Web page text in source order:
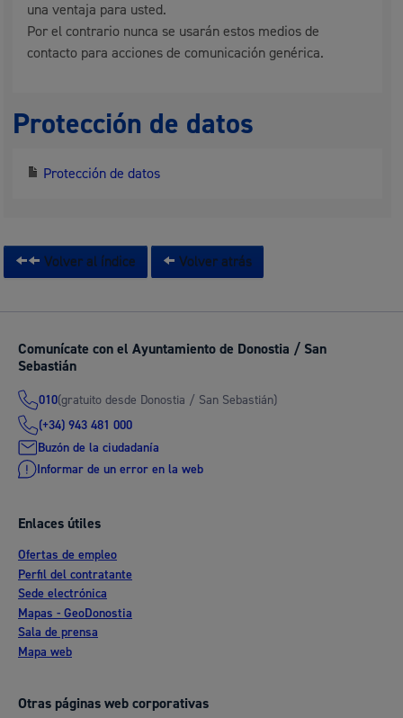
una ventaja para usted.
Por el contrario nunca se usarán estos medios de
contacto para acciones de comunicación genérica.
Protección de datos
Protección de datos
Volver al índice Volver atrás
Comunícate con el Ayuntamiento de Donostia / San
Sebastián
010(gratuito desde Donostia / San Sebastián)
(+34) 943 481 000
Buzón de la ciudadanía
Informar de un error en la web
Enlaces útiles
Ofertas de empleo
Perfil del contratante
Sede electrónica
Mapas - GeoDonostia
Sala de prensa
Mapa web
Otras páginas web corporativas